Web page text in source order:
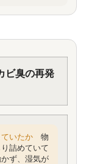
ビ臭の再発
いたか 物
詰めていて
ず、湿気が